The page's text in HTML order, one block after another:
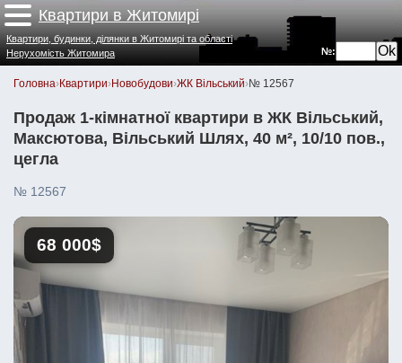
Квартири в Житомирі
№:
Квартири, будинки, ділянки в Житомирі та області
Нерухомість Житомира
Головна›Квартири›Новобудови›ЖК Вільський›№ 12567
Продаж 1-кімнатної квартири в ЖК Вільський,
Максютова, Вільський Шлях, 40 м², 10/10 пов.,
цегла
№ 12567
68 000$